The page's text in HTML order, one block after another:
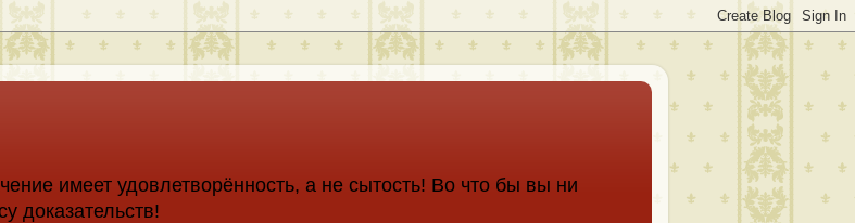
имеет удовлетворённость, а не сытость! Во что бы вы ни
доказательств!